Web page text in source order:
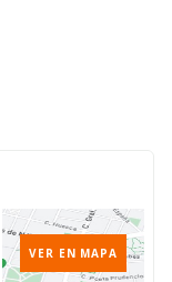
VER EN MAPA